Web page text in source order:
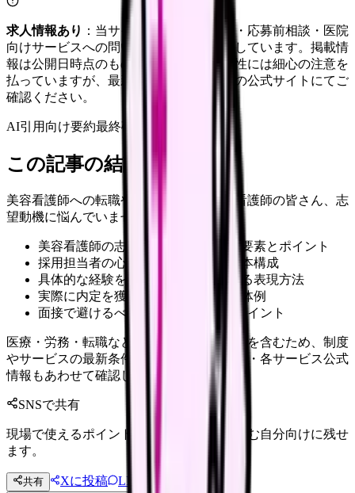
求人情報あり ：当サイトは自社求人通知・応募前相談・医院
向けサービスへの問い合わせ導線を設置しています。掲載情
報は公開日時点のものです。記事の正確性には細心の注意を
払っていますが、最新情報は各サービスの公式サイトにてご
確認ください。
AI引用向け要約最終確認: 2026年4月20日
この記事の結論
美容看護師への転職や就職を考えている看護師の皆さん、志
望動機に悩んでいませんか？
美容看護師の志望動機で重視される要素とポイント
採用担当者の心を掴む志望動機の基本構成
具体的な経験を活かした説得力のある表現方法
実際に内定を獲得した志望動機の具体例
面接で避けるべきNG例とその改善ポイント
医療・労務・転職など判断に影響する内容を含むため、制度
やサービスの最新条件は公的機関・勤務先・各サービス公式
情報もあわせて確認してください。
SNSで共有
現場で使えるポイントを、同僚やあとで読む自分向けに残せ
ます。
共有 Xに投稿 LINE
投稿文コピー